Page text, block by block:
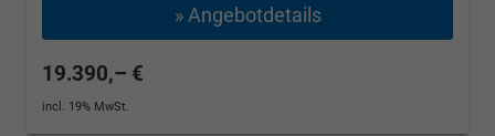
» Angebotdetails
19.390,– €
incl. 19% MwSt.